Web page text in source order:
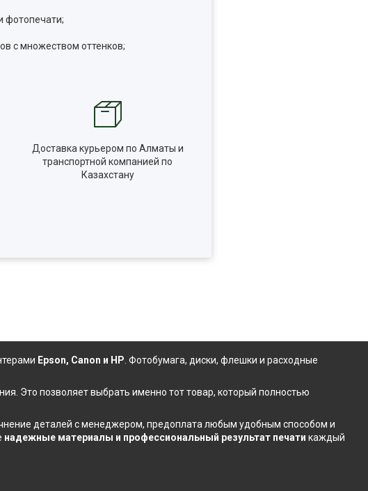
фотопечати;
с множеством оттенков;
Доставка курьером по Алматы и
транспортной компанией по
Казахстану
Epson, Canon и HP Фотобумага, диски, флешки и расходные
Это позволяет выбрать именно тот товар, который полностью
деталей с менеджером, предоплата любым удобным способом и
надежные материалы и профессиональный результат печати каждый